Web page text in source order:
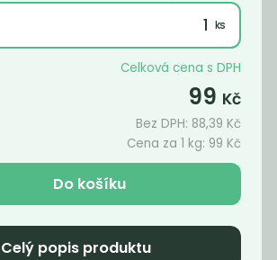
Jáhlové piškoty
bez lepku
Celková cena s DPH
99 Kč
Bez DPH: 88,39 Kč
Cena za 1 kg: 99 Kč
Do košíku
Celý popis produktu